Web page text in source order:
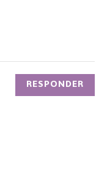
RESPONDER